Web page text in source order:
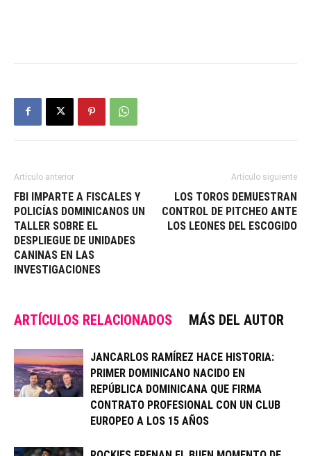
Artículo anterior
FBI IMPARTE A FISCALES Y
POLICÍAS DOMINICANOS UN
TALLER SOBRE EL
DESPLIEGUE DE UNIDADES
CANINAS EN LAS
INVESTIGACIONES
Artículo siguiente
LOS TOROS DEMUESTRAN
CONTROL DE PITCHEO ANTE
LOS LEONES DEL ESCOGIDO
ARTÍCULOS RELACIONADOS MÁS DEL AUTOR
JANCARLOS RAMÍREZ HACE HISTORIA:
PRIMER DOMINICANO NACIDO EN
REPÚBLICA DOMINICANA QUE FIRMA
CONTRATO PROFESIONAL CON UN CLUB
EUROPEO A LOS 15 AÑOS